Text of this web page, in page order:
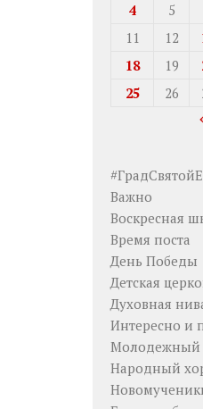
4
5
11
12
18
19
25
26
Важно
Воскресная
Время поста
День Победы
Детская
Духовная
Интересно и
Молодежный
Народный